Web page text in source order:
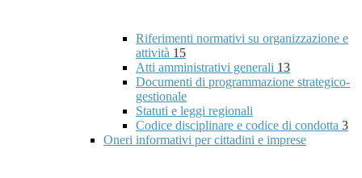
Riferimenti normativi su organizzazione e
attività 15
Atti amministrativi generali 13
Documenti di programmazione strategico-
gestionale
Statuti e leggi regionali
Codice disciplinare e codice di condotta 3
Oneri informativi per cittadini e imprese